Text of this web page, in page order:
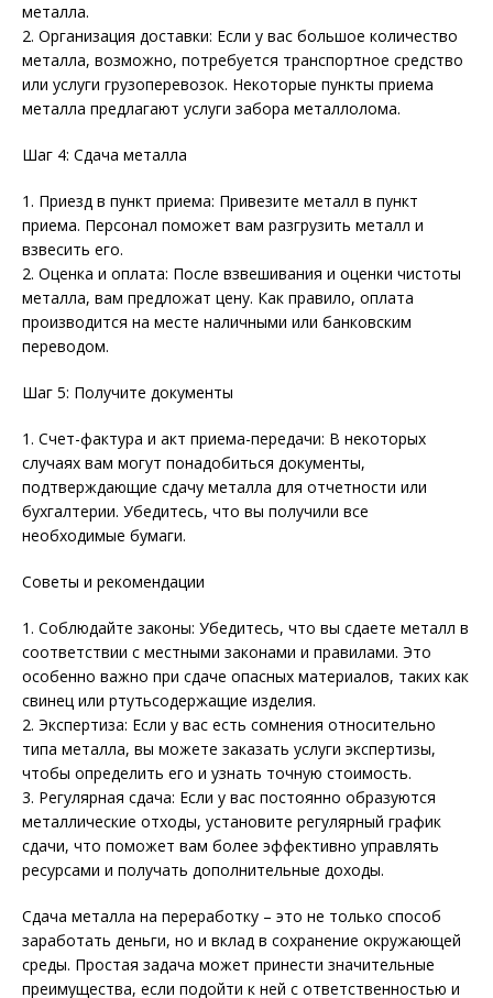
металла.
2. Организация доставки: Если у вас большое количество
металла, возможно, потребуется транспортное средство
или услуги грузоперевозок. Некоторые пункты приема
металла предлагают услуги забора металлолома.
Шаг 4: Сдача металла
1. Приезд в пункт приема: Привезите металл в пункт
приема. Персонал поможет вам разгрузить металл и
взвесить его.
2. Оценка и оплата: После взвешивания и оценки чистоты
металла, вам предложат цену. Как правило, оплата
производится на месте наличными или банковским
переводом.
Шаг 5: Получите документы
1. Счет-фактура и акт приема-передачи: В некоторых
случаях вам могут понадобиться документы,
подтверждающие сдачу металла для отчетности или
бухгалтерии. Убедитесь, что вы получили все
необходимые бумаги.
Советы и рекомендации
1. Соблюдайте законы: Убедитесь, что вы сдаете металл в
соответствии с местными законами и правилами. Это
особенно важно при сдаче опасных материалов, таких как
свинец или ртутьсодержащие изделия.
2. Экспертиза: Если у вас есть сомнения относительно
типа металла, вы можете заказать услуги экспертизы,
чтобы определить его и узнать точную стоимость.
3. Регулярная сдача: Если у вас постоянно образуются
металлические отходы, установите регулярный график
сдачи, что поможет вам более эффективно управлять
ресурсами и получать дополнительные доходы.
Сдача металла на переработку – это не только способ
заработать деньги, но и вклад в сохранение окружающей
среды. Простая задача может принести значительные
преимущества, если подойти к ней с ответственностью и